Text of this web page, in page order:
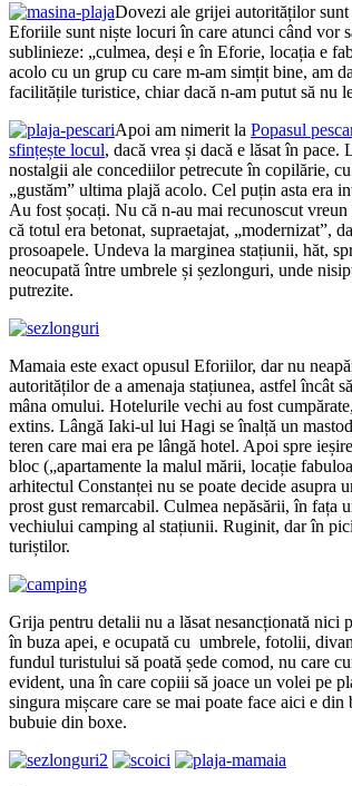
Dovezi ale grijei autorităților
Eforiile sunt niște locuri în care atunci când vor
sublinieze: „culmea, deși e în Eforie, locația e
acolo cu un grup cu care m-am simțit bine, am
facilitățile turistice, chiar dacă n-am putut să nu
Apoi am nimerit la Popasul
sfințește locul, dacă vrea și dacă e lăsat în
nostalgii ale concediilor petrecute în copilărie,
„gustăm” ultima plajă acolo. Cel puțin asta era
Au fost șocați. Nu că n-au mai recunoscut
că totul era betonat, supraetajat, „modernizat”,
prosoapele. Undeva la marginea stațiunii, hăt,
neocupată între umbrele și șezlonguri, unde
putrezite.
Mamaia este exact opusul Eforiilor, dar nu
autorităților de a amenaja stațiunea, astfel încât
mâna omului. Hotelurile vechi au fost
extins. Lângă Iaki-ul lui Hagi se înalță un
teren care mai era pe lângă hotel. Apoi spre
bloc („apartamente la malul mării, locație
arhitectul Constanței nu se poate decide asupra
prost gust remarcabil. Culmea nepăsării, în fața
vechiului camping al stațiunii. Ruginit, dar în
turiștilor.
Grija pentru detalii nu a lăsat nesancționată nici
în buza apei, e ocupată cu umbrele, fotolii,
fundul turistului să poată șede comod, nu care
evident, una în care copiii să joace un volei pe
singura mișcare care se mai poate face aici e
bubuie din boxe.